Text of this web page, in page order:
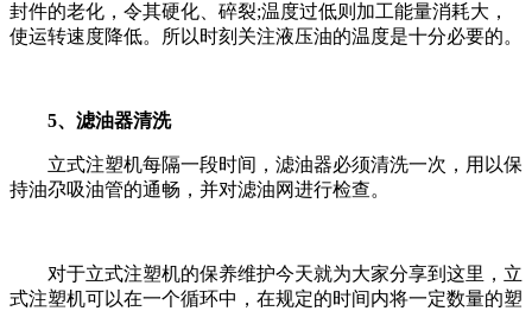
封件的老化，令其硬化、碎裂;温度过低则加工能量消耗大，
使运转速度降低。所以时刻关注液压油的温度是十分必要的。
5、滤油器清洗
立式注塑机每隔一段时间，滤油器必须清洗一次，用以保
持油尕吸油管的通畅，并对滤油网进行检查。
对于立式注塑机的保养维护今天就为大家分享到这里，立
式注塑机可以在一个循环中，在规定的时间内将一定数量的塑